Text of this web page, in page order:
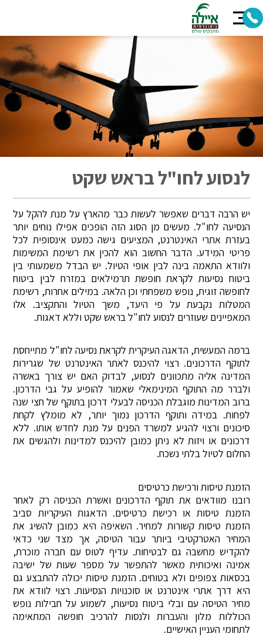
לנסוע לחו"ל בראש שקט
יש הרבה דברים שאפשר לעשות כבר מהארץ על מנת להקל על
הנסיעה לחו"ל. מעשים מן הסוג הזה הופכים אפילו נוחים יותר
בעזרת אתרי האינטרנט, המציעים גישה כמעט אינסופית לכל
פריטי המידע. הדבר החשוב הוא להכין את רשימת המשימות
ולוודא התאמה בינה לבין אופי הטיול. יש הבדל משמעותי בין
ביטוח נסיעות לקראת חופשת תרמילאים במזרח לבין ביטוח
לחופשה זוגית, נופש משפחתי וכן הלאה. במילים אחרות, רשימת
המטלות נקבעת על פי היעד, משך הטיול והתקציב. אלו
המאפיינים שעוזרים לנסוע לחו"ל בראש שקט וללא דאגות.
ברמה המעשית, הדאגה העיקרית לקראת נסיעה לחו"ל מתייחסת
לתוקף הדרכונים. רצוי להיכנס לאתר האינטרנט של שגרירות
המדינה אליה מתכוונים לנסוע, לבדוק האם יש צורך באשרה
ולברר מה התוקף המינימאלי שאמור להופיע על גבי הדרכון.
ברוב המדינות מוגבלת הכניסה לבעלי דרכון בתוקף של חצי שנה
לפחות. במידה ותוקף הדרכון נמוך יותר, לא מומלץ לקחת
סיכונים ורצוי להגיע למשרד הפנים על מנת לחדש אותו. ללא
דרכונים או ויזות לא ניתן כמובן להיכנס למדינות ולהגשים את
החלום לטיול בלתי נשכח.
הזמנת טיסות ורכישת כרטיסים
רובנו מוודאים את תוקף הדרכונים ואשרת הכניסה רק לאחר
הזמנת טיסות או רכישת כרטיסים. הדאגות העיקריות סביב
הזמנת טיסות קשורות למחיר. השאיפה היא כמובן להשיג את
המחיר האטרקטיבי ביותר עבור הטיסה, אך מצד שני כדאי
להקדיש מחשבה גם לבטיחות. עדיף לטוס עם חברה מוכרת,
אמינה ואיכותית מאשר להתפשר על מספר שעות של ישיבה
בכסאות צפופים ולא בטוחים. הזמנת טיסות יכולה להתבצע גם
היא דרך אתרי אינטרנט או סוכנויות הנסיעות. רצוי לוודא את
מחיר הטיסה עם ובלי ביטוח נסיעות, לשמוע על חבילות נופש
הכוללות מלון והעברות ולנסות להרכיב חופשה המתאימה
לתחומי העניין האישיים.